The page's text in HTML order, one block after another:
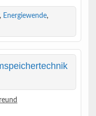
Energiewende,